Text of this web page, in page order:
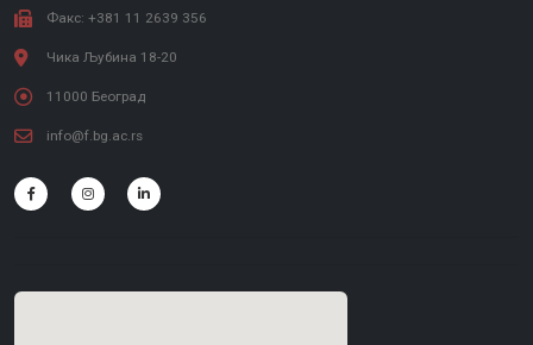
Факс: +381 11 2639 356
Чика Љубина 18-20
11000 Београд
info@f.bg.ac.rs